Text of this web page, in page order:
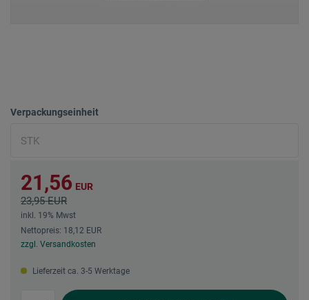
Verpackungseinheit
21,56 EUR
23,95 EUR
inkl. 19% Mwst
Nettopreis: 18,12 EUR
zzgl. Versandkosten
Lieferzeit ca. 3-5 Werktage